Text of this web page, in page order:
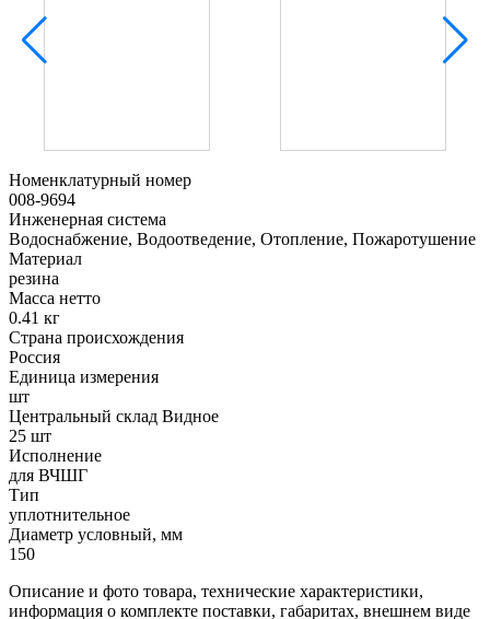
Номенклатурный номер
008-9694
Инженерная система
Водоснабжение, Водоотведение, Отопление, Пожаротушение
Материал
резина
Масса нетто
0.41 кг
Страна происхождения
Россия
Единица измерения
шт
Центральный склад Видное
25 шт
Исполнение
для ВЧШГ
Тип
уплотнительное
Диаметр условный, мм
150
Описание и фото товара, технические характеристики,
информация о комплекте поставки, габаритах, внешнем виде